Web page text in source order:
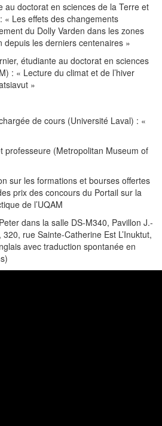
au doctorat en sciences de la Terre et
« Les effets des changements
du Dolly Varden dans les zones
depuis les derniers centenaires »
étudiante au doctorat en sciences
: « Lecture du climat et de l’hiver
»
de cours (Université Laval) : «
professeure (Metropolitan Museum of
sur les formations et bourses offertes
prix des concours du Portail sur la
de l’UQAM
dans la salle DS-M340, Pavillon J.-
rue Sainte-Catherine Est L’Inuktut,
avec traduction spontanée en